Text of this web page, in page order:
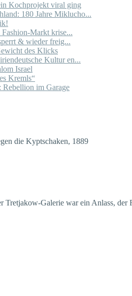
Kochprojekt viral ging
180 Jahre Miklucho...
Fashion-Markt krise...
& wieder freig...
des Klicks
Kultur en...
Israel
Kremls“
Rebellion im Garage
Galerie war ein Anlass, der